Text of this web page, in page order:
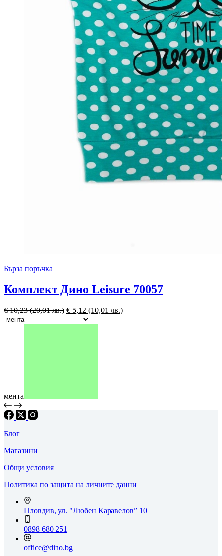
Бърза поръчка
Комплект Дино Leisure 70057
€10,23(20,01 лв.) € 5,12 (10,01 лв.)
мента
Блог
Магазини
Общи условия
Политика по защита на личните данни
Пловдив, ул. "Любен Каравелов” 10
0898 680 251
office@dino.bg